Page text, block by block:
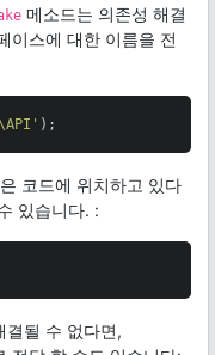
메소드는 의존성 해결
이스에 대한 이름을 전
);
코드에 위치하고 있다
있습니다. :
결될 수 없다면,